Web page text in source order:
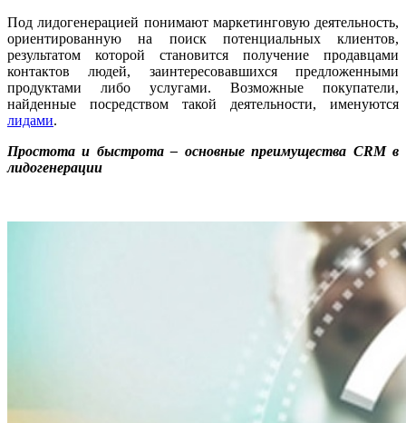
Под лидогенерацией понимают маркетинговую деятельность,
ориентированную на поиск потенциальных клиентов,
результатом которой становится получение продавцами
контактов людей, заинтересовавшихся предложенными
продуктами либо услугами. Возможные покупатели,
найденные посредством такой деятельности, именуются
лидами.
Простота и быстрота – основные преимущества CRM в
лидогенерации